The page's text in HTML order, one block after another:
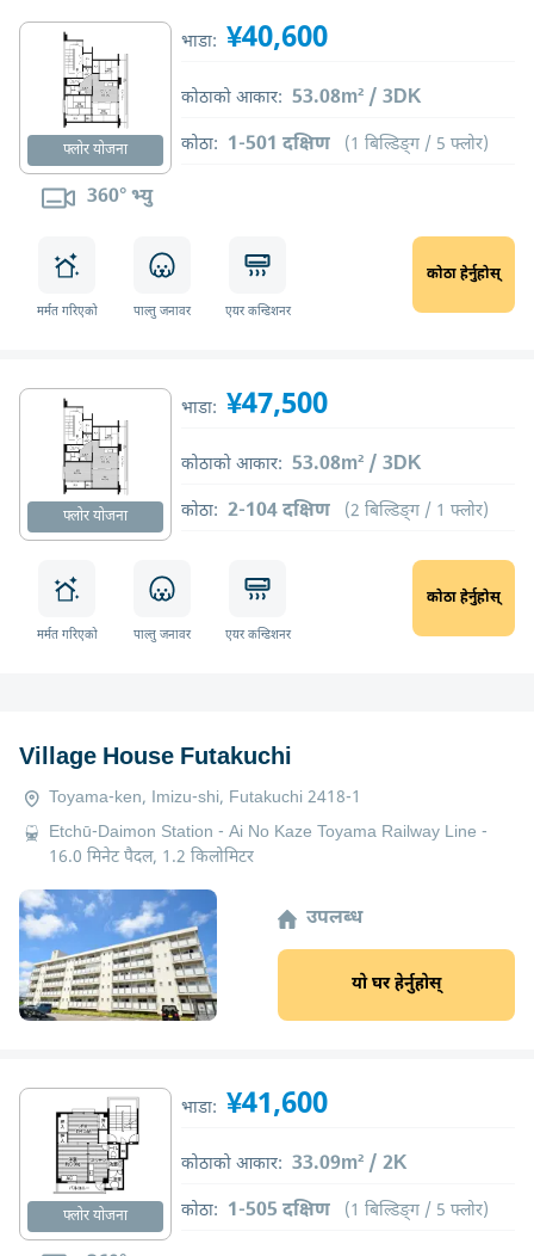
फ्लोर योजना
360° भ्यु
भाडा: ¥40,600
कोठाको आकार: 53.08m² / 3DK
कोठा: 1-501 दक्षिण (1 बिल्डिङ्ग / 5 फ्लोर)
मर्मत गरिएको पाल्तु जनावर एयर कन्डिशनर
कोठा हेर्नुहोस्
फ्लोर योजना
भाडा: ¥47,500
कोठाको आकार: 53.08m² / 3DK
कोठा: 2-104 दक्षिण (2 बिल्डिङ्ग / 1 फ्लोर)
मर्मत गरिएको पाल्तु जनावर एयर कन्डिशनर
कोठा हेर्नुहोस्
Village House Futakuchi
Toyama-ken, Imizu-shi, Futakuchi 2418-1
Etchū-Daimon Station - Ai No Kaze Toyama Railway Line -
16.0 मिनेट पैदल, 1.2 किलोमिटर
उपलब्ध
यो घर हेर्नुहोस्
फ्लोर योजना
भाडा: ¥41,600
कोठाको आकार: 33.09m² / 2K
कोठा: 1-505 दक्षिण (1 बिल्डिङ्ग / 5 फ्लोर)